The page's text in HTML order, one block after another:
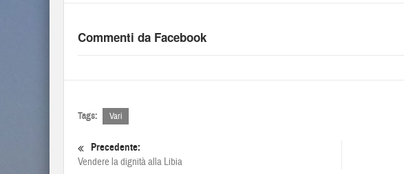
Commenti da Facebook
Tags: Vari
Precedente:
Vendere la dignità alla Libia